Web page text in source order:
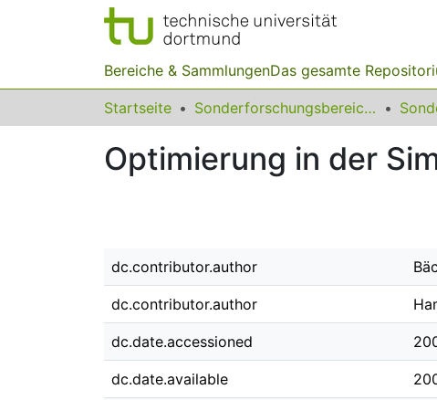
Bereiche & SammlungenDas gesamte
Startseite Sonderforschungsbereiche
Optimierung in der
dc.contributor.author
dc.contributor.author
dc.date.accessioned
dc.date.available